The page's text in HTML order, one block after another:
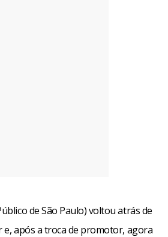
de São Paulo) voltou atrás de
após a troca de promotor, agora